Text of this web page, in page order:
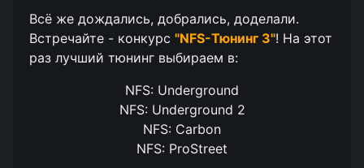
Всё же дождались, добрались, доделали.
Встречайте - конкурс "NFS-Тюнинг 3"! На этот
раз лучший тюнинг выбираем в:
NFS: Underground
NFS: Underground 2
NFS: Carbon
NFS: ProStreet